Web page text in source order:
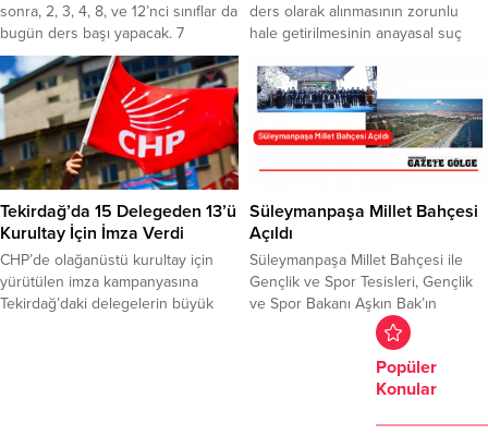
sonra, 2, 3, 4, 8, ve 12’nci sınıflar da
bugün ders başı yapacak. 7
milyona yakın öğrencinin yeniden
sınıflarına döneceği yüzyüze eğitim
haftanın iki günü olacak.
ders olarak alınmasının zorunlu
hale getirilmesinin anayasal suç
açıklamada bulunan Sarı, valilikler
eliyle yayınlanan keyfi yasaklarla ve
eğitimde gerçekleştirilen
düzenlemelerle toplum
mühendisliğine hız verildiğini
ortaöğretim öğrencilerine seçmeli
din derslerini seçmelerinin zorunlu
tutulmasının...
Tekirdağ’da 15 Delegeden 13’ü
Kurultay İçin İmza Verdi
CHP’de olağanüstü kurultay için
yürütülen imza kampanyasına
Tekirdağ’daki delegelerin büyük
Süleymanpaşa Millet Bahçesi
Açıldı
Süleymanpaşa Millet Bahçesi ile
Gençlik ve Spor Tesisleri, Gençlik
ve Spor Bakanı Aşkın Bak’ın
katılımıyla hizmete açıldı. Yürüyüş
ve bisiklet yolları, yeşil alanlar,
çocuk parklarının bulunduğu, 70
dönümlük arazi üzerine kurulan
Popüler
Konular